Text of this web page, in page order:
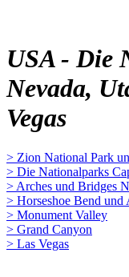
USA - Die
Nevada,
Vegas
> Zion National Park
> Die Nationalparks
> Arches und Bridges
> Horseshoe Bend
> Monument Valley
> Grand Canyon
> Las Vegas